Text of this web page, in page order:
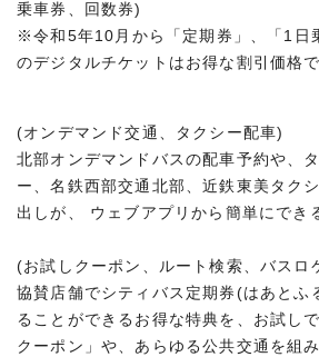
乗車券、回数券)
※令和5年10月から「定期券」、「1日
のデジタルチケットはお得な割引価格
(オンデマンド交通、タクシー配車)
北部オンデマンドバスの配車予約や、
ー、名鉄西部交通北部、近鉄東美タク
出しが、 ウェブアプリから簡単にでき
(お試しクーポン、ルート検索、バスロ
協賛店舗でシティバス定期券(はあとふ
ることができるお得な特典を、お試し
クーポン」や、あらゆる公共交通を組